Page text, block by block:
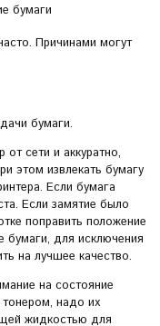
бумаги
Причинами могут
бумаги.
сети и аккуратно,
этом извлекать бумагу
Если бумага
Если замятие было
поправить положение
бумаги, для исключения
на лучшее качество.
на состояние
надо их
жидкостью для